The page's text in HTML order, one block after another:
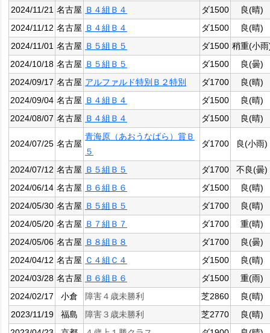
2024/11/21 名古屋 Ｂ４組Ｂ４ ダ1500
良(晴)
2024/11/12 名古屋 Ｂ４組Ｂ４ ダ1500
良(晴)
2024/11/01 名古屋 Ｂ５組Ｂ５ ダ1500 稍重(小
2024/10/18 名古屋 Ｂ５組Ｂ５ ダ1500
良(曇)
2024/09/17 名古屋 アルファルド特別Ｂ２特別 ダ1700
良(晴)
2024/09/04 名古屋 Ｂ４組Ｂ４ ダ1500
良(晴)
2024/08/07 名古屋 Ｂ４組Ｂ４ ダ1500 良(晴)
2024/07/25 名古屋
青海原（あおうなばら）賞Ｂ
５
ダ1700 良(小雨)
2024/07/12 名古屋 Ｂ５組Ｂ５ ダ1700
不良(曇)
2024/06/14 名古屋 Ｂ６組Ｂ６ ダ1500
良(晴)
2024/05/30 名古屋 Ｂ５組Ｂ５ ダ1700
良(晴)
2024/05/20 名古屋 Ｂ７組Ｂ７ ダ1700
重(晴)
2024/05/06 名古屋 Ｂ８組Ｂ８ ダ1700
良(曇)
2024/04/12 名古屋 Ｃ４組Ｃ４ ダ1500
良(晴)
2024/03/28 名古屋 Ｂ６組Ｂ６ ダ1500
重(雨)
2024/02/17
小倉 障害４歳未勝利 芝2860
良(晴)
2023/11/19
福島 障害３歳未勝利 芝2770
良(晴)